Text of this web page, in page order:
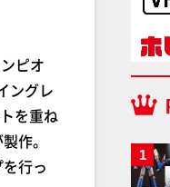
ピオ
ングレ
を重ね
作。
行っ